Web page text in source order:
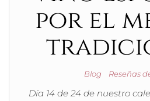
por el
Blog Reseñas
Día 14 de 24 de nuestro